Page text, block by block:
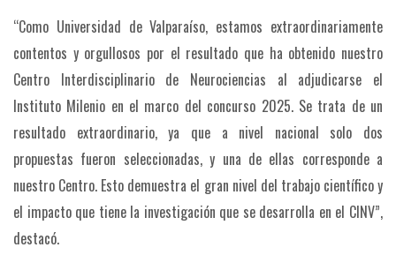
“Como Universidad de Valparaíso, estamos extraordinariamente
contentos y orgullosos por el resultado que ha obtenido nuestro
Centro Interdisciplinario de Neurociencias al adjudicarse el
Instituto Milenio en el marco del concurso 2025. Se trata de un
resultado extraordinario, ya que a nivel nacional solo dos
propuestas fueron seleccionadas, y una de ellas corresponde a
nuestro Centro. Esto demuestra el gran nivel del trabajo científico y
el impacto que tiene la investigación que se desarrolla en el CINV”,
destacó.